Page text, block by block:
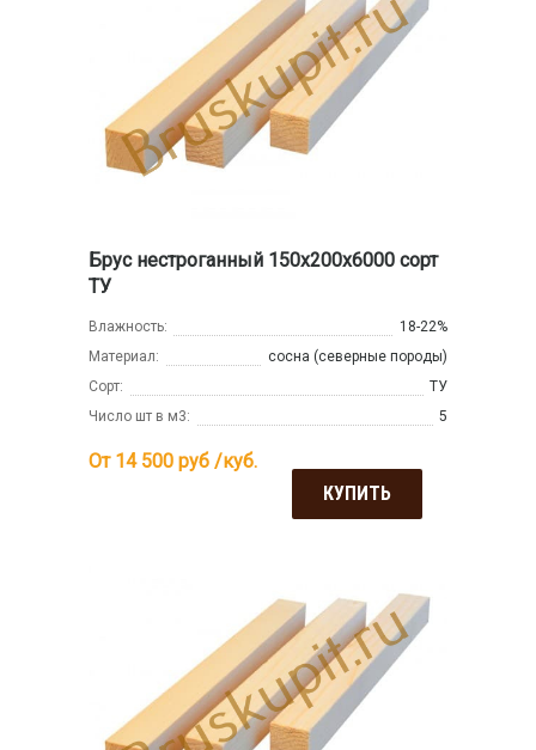
Брус нестроганный 150x200x6000 сорт
ТУ
Влажность:
18-22%
Материал:
сосна (северные породы)
Сорт:
ТУ
Число шт в м3:
5
От 14 500 руб /куб.
КУПИТЬ